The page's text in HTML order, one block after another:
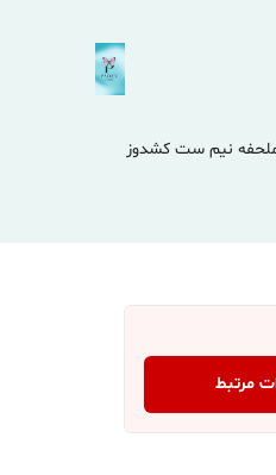
نیم ست کشدوز
مرتبط